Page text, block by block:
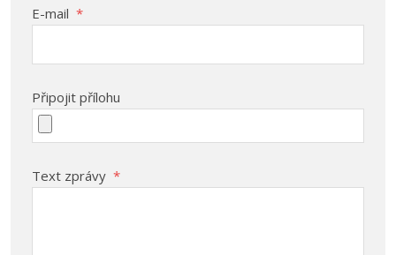
E-mail *
Připojit přílohu
Text zprávy *